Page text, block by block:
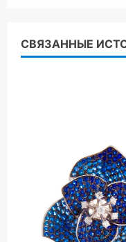
СВЯЗАННЫЕ